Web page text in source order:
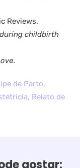
Reviews.
childbirth
.
de Parto,
, Relato de
gostar: